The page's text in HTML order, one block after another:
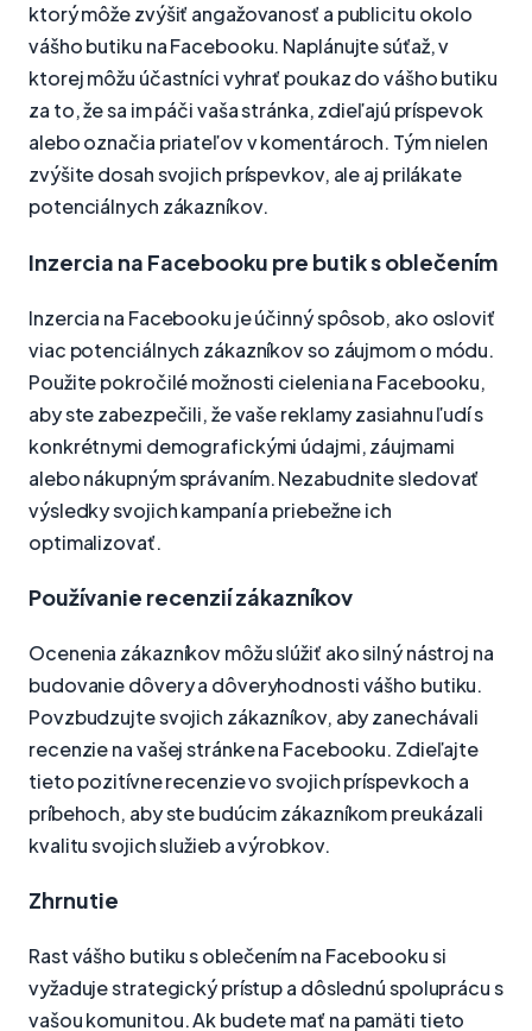
ktorý môže zvýšiť angažovanosť a publicitu okolo
vášho butiku na Facebooku. Naplánujte súťaž, v
ktorej môžu účastníci vyhrať poukaz do vášho butiku
za to, že sa im páči vaša stránka, zdieľajú príspevok
alebo označia priateľov v komentároch. Tým nielen
zvýšite dosah svojich príspevkov, ale aj prilákate
potenciálnych zákazníkov.
Inzercia na Facebooku pre butik s oblečením
Inzercia na Facebooku je účinný spôsob, ako osloviť
viac potenciálnych zákazníkov so záujmom o módu.
Použite pokročilé možnosti cielenia na Facebooku,
aby ste zabezpečili, že vaše reklamy zasiahnu ľudí s
konkrétnymi demografickými údajmi, záujmami
alebo nákupným správaním. Nezabudnite sledovať
výsledky svojich kampaní a priebežne ich
optimalizovať.
Používanie recenzií zákazníkov
Ocenenia zákazníkov môžu slúžiť ako silný nástroj na
budovanie dôvery a dôveryhodnosti vášho butiku.
Povzbudzujte svojich zákazníkov, aby zanechávali
recenzie na vašej stránke na Facebooku. Zdieľajte
tieto pozitívne recenzie vo svojich príspevkoch a
príbehoch, aby ste budúcim zákazníkom preukázali
kvalitu svojich služieb a výrobkov.
Zhrnutie
Rast vášho butiku s oblečením na Facebooku si
vyžaduje strategický prístup a dôslednú spoluprácu s
vašou komunitou. Ak budete mať na pamäti tieto